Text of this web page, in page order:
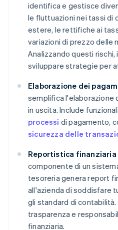
identifica e gestisce
le fluttuazioni nei tassi di
estere, le rettifiche ai
variazioni di prezzo delle
Analizzando questi rischi,
sviluppare strategie per
Elaborazione dei
semplifica l'elaborazione
in uscita. Include
processi di pagamento,
sicurezza delle
Reportistica
componente di un
tesoreria genera report
all'azienda di soddisfare
gli standard di
trasparenza e
finanziaria.